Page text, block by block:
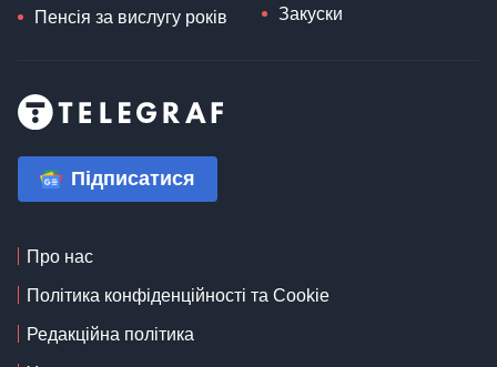
Пенсія за вислугу років Закуски
Підписатися
Про нас
Політика конфіденційності та Cookie
Редакційна політика